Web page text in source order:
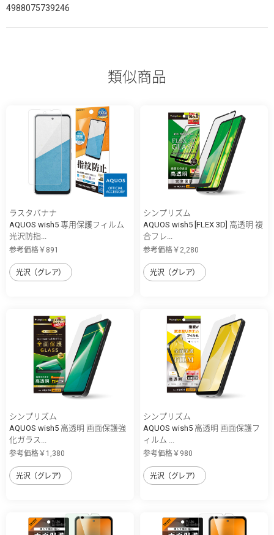
4988075739246
類似商品
ラスタバナナ
AQUOS wish5 専用保護フィルム
光沢防指...
参考価格￥891
光沢（グレア）
シンプリズム
AQUOS wish5 [FLEX 3D] 高透明 複
合フレ...
参考価格￥2,280
光沢（グレア）
シンプリズム
AQUOS wish5 高透明 画面保護強
化ガラス...
参考価格￥1,380
光沢（グレア）
シンプリズム
AQUOS wish5 高透明 画面保護フ
ィルム ...
参考価格￥980
光沢（グレア）